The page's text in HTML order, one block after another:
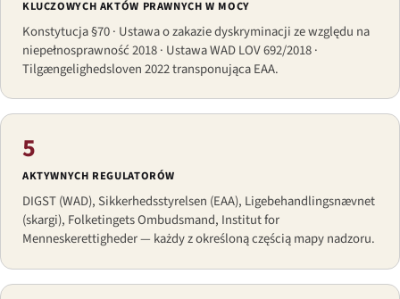
KLUCZOWYCH AKTÓW PRAWNYCH W MOCY
Konstytucja §70 · Ustawa o zakazie dyskryminacji ze względu na
niepełnosprawność 2018 · Ustawa WAD LOV 692/2018 ·
Tilgængelighedsloven 2022 transponująca EAA.
5
AKTYWNYCH REGULATORÓW
DIGST (WAD), Sikkerhedsstyrelsen (EAA), Ligebehandlingsnævnet
(skargi), Folketingets Ombudsmand, Institut for
Menneskerettigheder — każdy z określoną częścią mapy nadzoru.